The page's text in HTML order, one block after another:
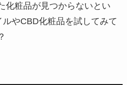
化粧品が見つからないとい
やCBD化粧品を試してみて